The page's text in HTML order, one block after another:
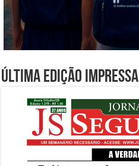
Última edição impressa